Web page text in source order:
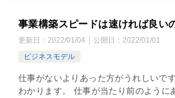
事業構築スピードは速ければ良い
更新日： 2022/01/04 公開日： 2022/01/01
ビジネスモデル
仕事がないよりあった方がうれしいで
わかります。 仕事が当たり前のように